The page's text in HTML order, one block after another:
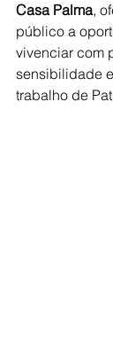
Casa Palma,
público a
vivenciar com
sensibilidade
trabalho de